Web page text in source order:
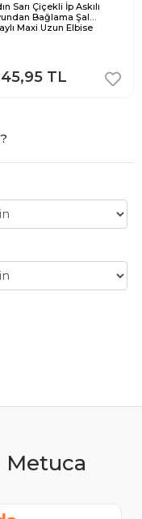
Sarı Çiçekli İp Askılı
Bağlama Şal
Maxi Uzun Elbise
TL